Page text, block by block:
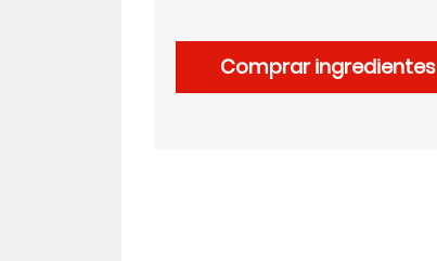
Comprar ingredientes